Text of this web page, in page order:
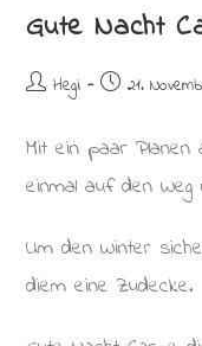
Gute Nacht
Beitrags-
Hegi
Beitrag
21.
Mit ein paar Planen
einmal auf den Weg
Um den Winter
diem eine Zudecke.